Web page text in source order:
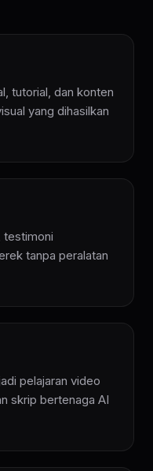
tutorial, dan konten
yang dihasilkan
testimoni
tanpa peralatan
pelajaran video
skrip bertenaga AI